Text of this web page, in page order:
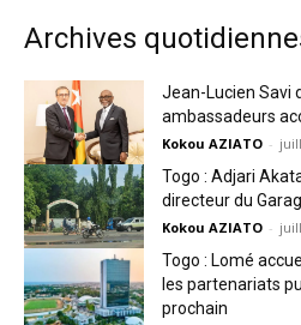
Archives
Jean-Lucien Savi
ambassadeurs
Kokou AZIATO -
Togo : Adjari
directeur du
Kokou AZIATO -
Togo : Lomé
les partenariats
prochain